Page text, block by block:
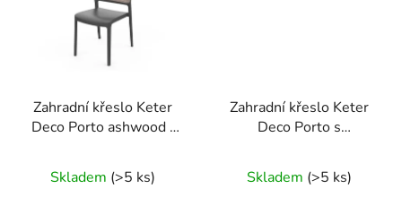
Zahradní křeslo Keter
Deco Porto ashwood /
Skladem (>5 ks)
Zahradní křeslo Keter
Deco Porto s
grafit
Skladem (>5 ks)